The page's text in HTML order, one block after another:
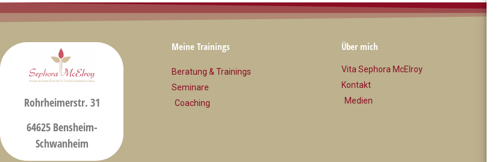
Rohrheimerstr. 31
64625 Bensheim-
Schwanheim
Meine Trainings
Beratung & Trainings
Seminare
Coaching
Über mich
Vita Sephora McElroy
Kontakt
Medien